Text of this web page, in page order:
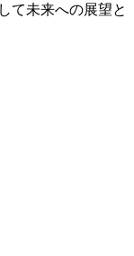
て未来への展望と